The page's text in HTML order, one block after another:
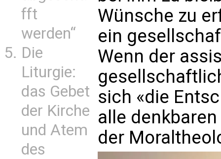
fft
werden“
Die
Liturgie:
das Gebet
der Kirche
und Atem
des
Wünsche zu
ein
Wenn der
sich «die
alle
der